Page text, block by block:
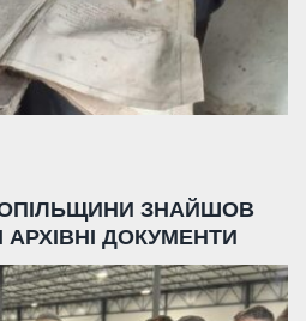
ЗНАЙШОВ
АРХІВНІ ДОКУМЕНТИ